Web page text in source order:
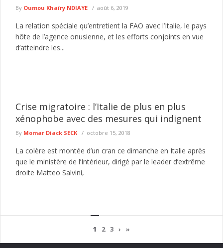
By Oumou Khaïry NDIAYE août 6, 2019
La relation spéciale qu’entretient la FAO avec l’Italie, le pays
hôte de l’agence onusienne, et les efforts conjoints en vue
d’atteindre les...
Crise migratoire : l’Italie de plus en plus
xénophobe avec des mesures qui indignent
By Momar Diack SECK octobre 15, 2018
La colère est montée d’un cran ce dimanche en Italie après
que le ministère de l’Intérieur, dirigé par le leader d’extrême
droite Matteo Salvini,
1 2 3 › »